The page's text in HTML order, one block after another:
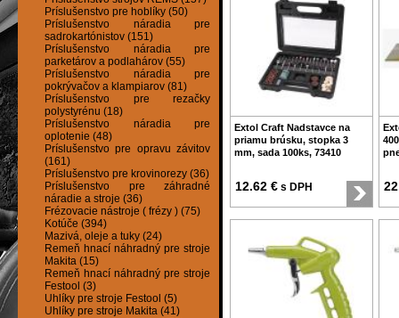
Príslušenstvo pre hoblíky (50)
Príslušenstvo náradia pre
sadrokartónistov (151)
Príslušenstvo náradia pre
parketárov a podlahárov (55)
Príslušenstvo náradia pre
pokrývačov a klampiarov (81)
Príslušenstvo pre rezačky
polystyrénu (18)
Príslušenstvo náradia pre
oplotenie (48)
Príslušenstvo pre opravu závitov
(161)
Príslušenstvo pre krovinorezy (36)
Príslušenstvo pre záhradné
náradie a stroje (36)
Frézovacie nástroje ( frézy ) (75)
Kotúče (394)
Mazivá, oleje a tuky (24)
Remeň hnací náhradný pre stroje
Makita (15)
Remeň hnací náhradný pre stroje
Festool (3)
Uhlíky pre stroje Festool (5)
Uhlíky pre stroje Makita (41)
Extol Craft Nadstavce na
priamu brúsku, stopka 3
mm, sada 100ks, 73410
12.62 € s DPH